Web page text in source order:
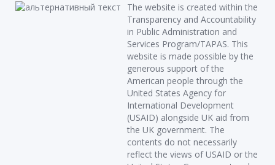
The website is created within the
Transparency and Accountability
in Public Administration and
Services Program/TAPAS. This
website is made possible by the
generous support of the
American people through the
United States Agency for
International Development
(USAID) alongside UK aid from
the UK government. The
contents do not necessarily
reflect the views of USAID or the